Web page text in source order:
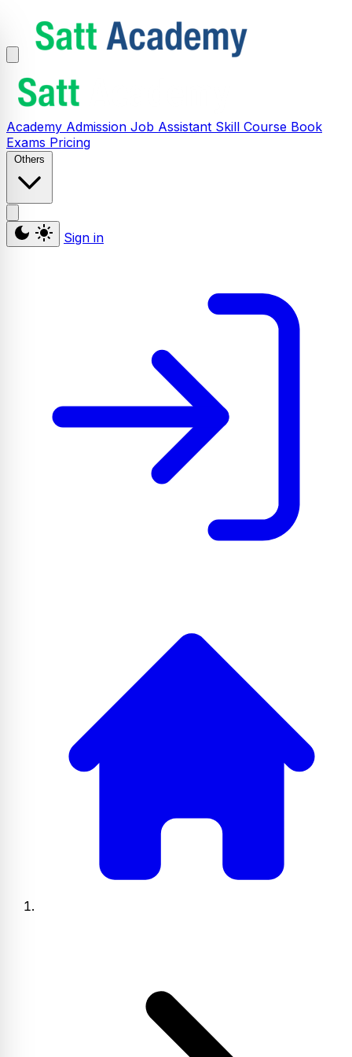
Academy Admission Job Assistant Skill Course Book
Exams Pricing
Others
Sign in